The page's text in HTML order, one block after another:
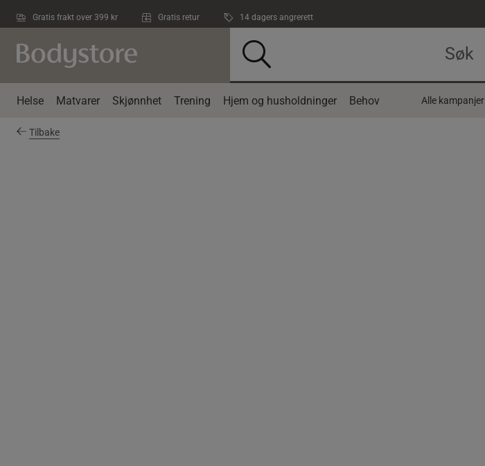
Gratis frakt over 399 kr Gratis retur 14 dagers angrerett
Helse Matvarer Skjønnhet Trening Hjem og husholdninger Behov Alle kampanjer
Tilbake